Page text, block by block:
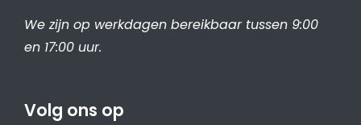
We zijn op werkdagen bereikbaar tussen 9:00
en 17:00 uur.
Volg ons op